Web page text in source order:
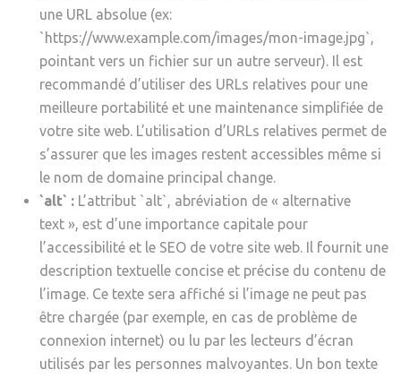
une URL absolue (ex:
`https://www.example.com/images/mon-image.jpg`,
pointant vers un fichier sur un autre serveur). Il est
recommandé d’utiliser des URLs relatives pour une
meilleure portabilité et une maintenance simplifiée de
votre site web. L’utilisation d’URLs relatives permet de
s’assurer que les images restent accessibles même si
le nom de domaine principal change.
`alt` : L’attribut `alt`, abréviation de « alternative
text », est d’une importance capitale pour
l’accessibilité et le SEO de votre site web. Il fournit une
description textuelle concise et précise du contenu de
l’image. Ce texte sera affiché si l’image ne peut pas
être chargée (par exemple, en cas de problème de
connexion internet) ou lu par les lecteurs d’écran
utilisés par les personnes malvoyantes. Un bon texte